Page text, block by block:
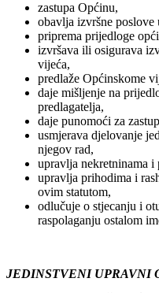
zastupa Općinu,
obavlja izvršne poslove
priprema prijedloge
izvršava ili osigurava
vijeća,
predlaže Općinskome
daje mišljenje na
predlagatelja,
daje punomoći za
usmjerava djelovanje
njegov rad,
upravlja nekretninama i
upravlja prihodima i
ovim statutom,
odlučuje o stjecanju i
raspolaganju ostalom
JEDINSTVENI UPRAVNI